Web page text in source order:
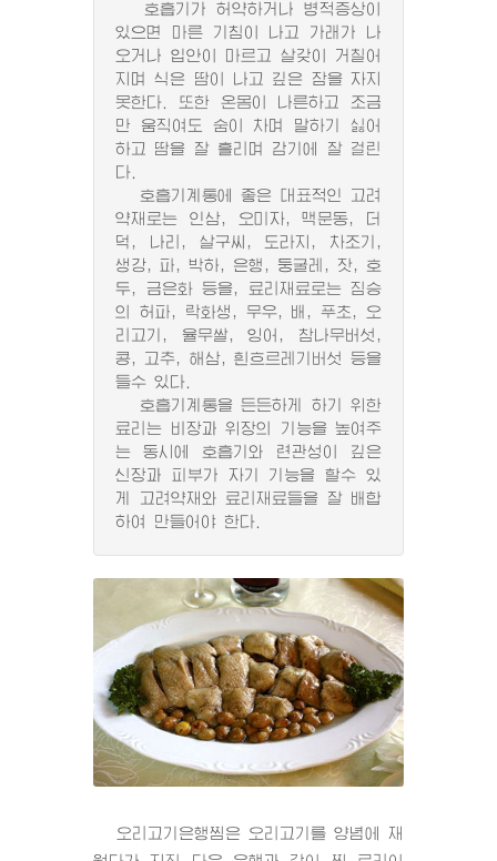
호흡기가 허약하거나 병적증상이
있으면 마른 기침이 나고 가래가 나
오거나 입안이 마르고 살갖이 거칠어
지며 식은 땀이 나고 깊은 잠을 자지
못한다. 또한 온몸이 나른하고 조금
만 움직여도 숨이 차며 말하기 싫어
하고 땀을 잘 흘리며 감기에 잘 걸린
다.
호흡기계통에 좋은 대표적인 고려
약재로는 인삼, 오미자, 맥문동, 더
덕, 나리, 살구씨, 도라지, 차조기,
생강, 파, 박하, 은행, 둥굴레, 잣, 호
두, 금은화 등을, 료리재료로는 짐승
의 허파, 락화생, 무우, 배, 푸초, 오
리고기, 율무쌀, 잉어, 참나무버섯,
콩, 고추, 해삼, 흰흐르레기버섯 등을
들수 있다.
호흡기계통을 든든하게 하기 위한
료리는 비장과 위장의 기능을 높여주
는 동시에 호흡기와 련관성이 깊은
신장과 피부가 자기 기능을 할수 있
게 고려약재와 료리재료들을 잘 배합
하여 만들어야 한다.
오리고기은행찜은 오리고기를 양념에 재